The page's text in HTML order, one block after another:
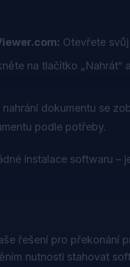
Otevřete
na tlačítko
nahrání dokumentu se
podle potřeby.
instalace softwaru –
řešení pro
nutnosti stahovat